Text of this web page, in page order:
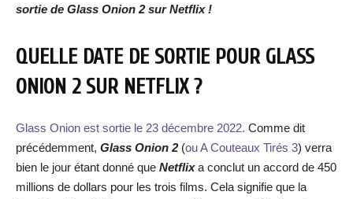
sortie de Glass Onion 2 sur Netflix !
QUELLE DATE DE SORTIE POUR GLASS
ONION 2 SUR NETFLIX ?
Glass Onion est sortie le 23 décembre 2022. Comme dit
précédemment, Glass Onion 2(ou A Couteaux Tirés 3) verra
bien le jour étant donné que Netflixa conclut un accord de 450
millions de dollars pour les trois films. Cela signifie que la